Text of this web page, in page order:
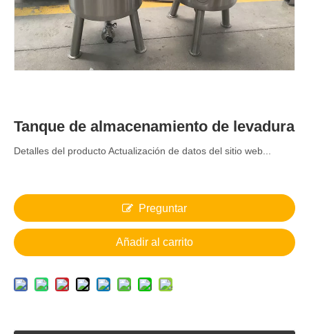
Tanque de almacenamiento de levadura
Detalles del producto Actualización de datos del sitio web...
Preguntar
Añadir al carrito